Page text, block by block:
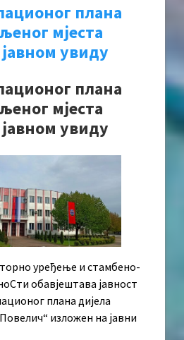
плана
мјеста
увиду
плана
мјеста
увиду
уређење и стамбено-
обавјештава јавност
плана дијела
изложен на јавни